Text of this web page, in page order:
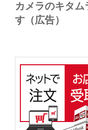
カメラのキタ
す（広告）